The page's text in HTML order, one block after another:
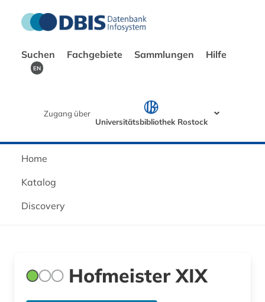
Suchen Fachgebiete Sammlungen Hilfe
EN
Zugang über
Universitätsbibliothek Rostock
Home
Katalog
Discovery
Hofmeister XIX